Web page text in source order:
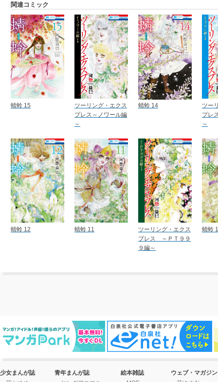
関連コミック
蜻蛉 15
ツーリング・エクス
プレス～ノワール編
～
蜻蛉 14
ツー
プレ
～
蜻蛉 12 蜻蛉 11
ツーリング・エクス
プレス ～ＰＴ９９
９編～
蜻蛉
少女まんが誌
青年まんが誌
絵本雑誌
ウェブ・マガジン